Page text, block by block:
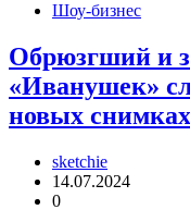
Шоу-бизнес
Обрюзгший и
«Иванушек»
новых снимках
sketchie
14.07.2024
0